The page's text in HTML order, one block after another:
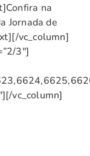
na
Jornada de
vc_column]
3″]
vc_column]